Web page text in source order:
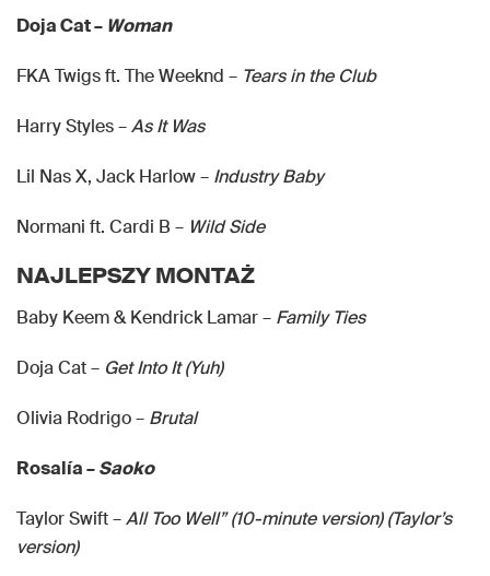
Doja Cat – Woman
FKA Twigs ft. The Weeknd – Tears in the Club
Harry Styles –As It Was
Lil Nas X, Jack Harlow – Industry Baby
Normani ft. Cardi B – Wild Side
NAJLEPSZY MONTAŻ
Baby Keem & Kendrick Lamar – Family Ties
Doja Cat – Get Into It (Yuh)
Olivia Rodrigo – Brutal
Rosalía –Saoko
Taylor Swift –All Too Well” (10-minute version) (Taylor’s
version)